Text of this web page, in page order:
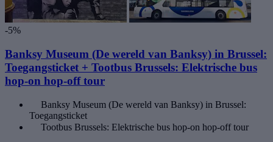
-5%
Banksy Museum (De wereld van Banksy) in Brussel:
Toegangsticket + Tootbus Brussels: Elektrische bus
hop-on hop-off tour
Banksy Museum (De wereld van Banksy) in Brussel:
Toegangsticket
Tootbus Brussels: Elektrische bus hop-on hop-off tour